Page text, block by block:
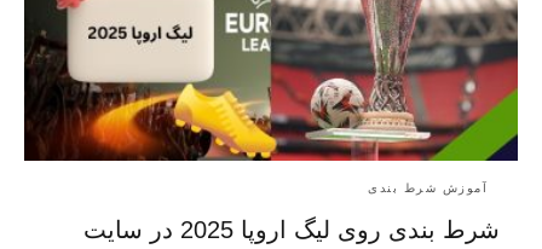
آموزش شرط بندی
شرط بندی روی لیگ اروپا 2025 در سایت